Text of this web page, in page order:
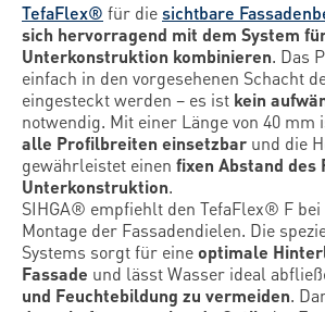
TefaFlex® für diesichtbare
sich hervorragend mit dem System
Unterkonstruktion kombinieren. Das
einfach in den vorgesehenen Schacht
eingesteckt werden – es ist kein
notwendig. Mit einer Länge von 40 mm
alle Profilbreiten einsetzbar und die
gewährleistet einen fixen Abstand des
Unterkonstruktion.
SIHGA® empfiehlt den TefaFlex® F
Montage der Fassadendielen. Die
Systems sorgt für eineoptimale
Fassade und lässt Wasser ideal
und Feuchtebildung zu vermeiden.